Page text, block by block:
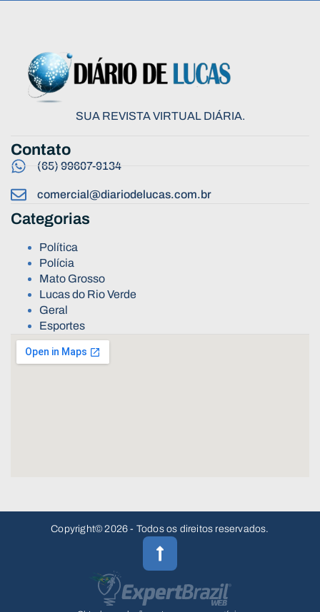
SUA REVISTA VIRTUAL DIÁRIA.
Contato
(65) 99607-9134
comercial@diariodelucas.com.br
Categorias
Política
Polícia
Mato Grosso
Lucas do Rio Verde
Geral
Esportes
Copyright© 2026 - Todos os direitos reservados.